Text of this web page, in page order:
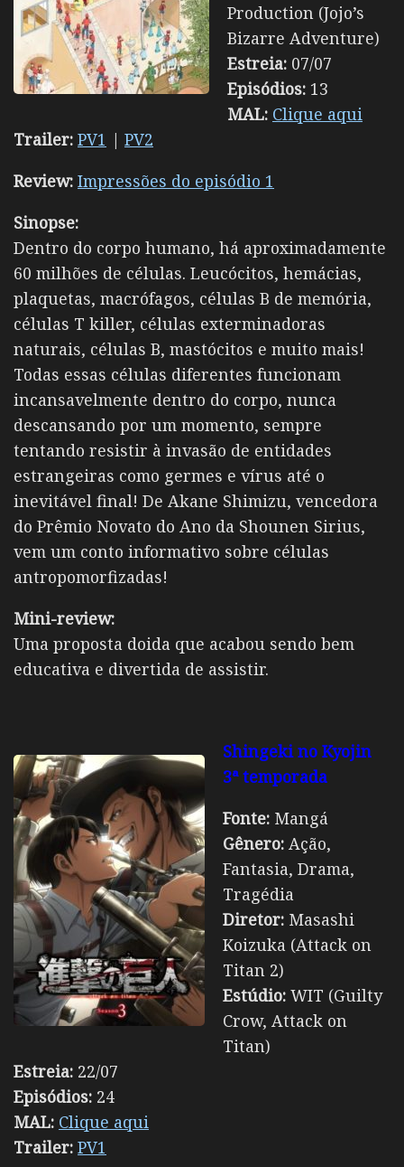
Production (Jojo’s
Bizarre Adventure)
Estreia: 07/07
Episódios: 13
MAL: Clique aqui
Trailer: PV1 | PV2
Review: Impressões do episódio 1
Sinopse:
Dentro do corpo humano, há aproximadamente
60 milhões de células. Leucócitos, hemácias,
plaquetas, macrófagos, células B de memória,
células T killer, células exterminadoras
naturais, células B, mastócitos e muito mais!
Todas essas células diferentes funcionam
incansavelmente dentro do corpo, nunca
descansando por um momento, sempre
tentando resistir à invasão de entidades
estrangeiras como germes e vírus até o
inevitável final! De Akane Shimizu, vencedora
do Prêmio Novato do Ano da Shounen Sirius,
vem um conto informativo sobre células
antropomorfizadas!
Mini-review:
Uma proposta doida que acabou sendo bem
educativa e divertida de assistir.
Shingeki no Kyojin
3ª temporada
Fonte: Mangá
Gênero: Ação,
Fantasia, Drama,
Tragédia
Diretor: Masashi
Koizuka (Attack on
Titan 2)
Estúdio: WIT (Guilty
Crow, Attack on
Titan)
Estreia: 22/07
Episódios: 24
MAL: Clique aqui
Trailer: PV1